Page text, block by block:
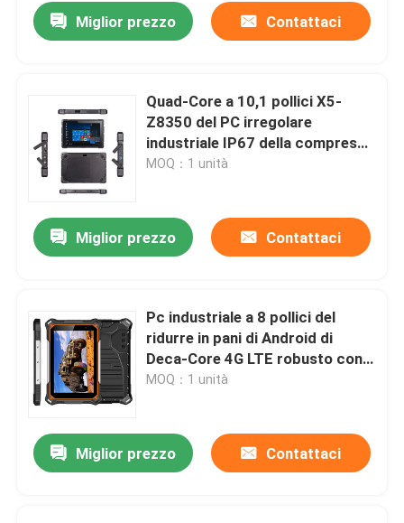
Miglior prezzo Contattaci
Quad-Core a 10,1 pollici X5-
Z8350 del PC irregolare
industriale IP67 della compressa
di Windows 10 con RS232 COM
MOQ：1 unità
Miglior prezzo Contattaci
Pc industriale a 8 pollici del
ridurre in pani di Android di
Deca-Core 4G LTE robusto con il
pc impermeabile del ridurre in
MOQ：1 unità
Miglior prezzo Contattaci